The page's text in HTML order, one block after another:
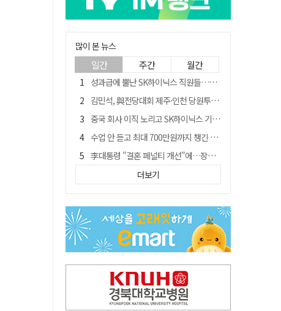
많이 본 뉴스
일간 주간 월간
성과급에 뿔난 SK하이닉스 직원들…3500명 모여 '새 노조' 만든다
김민석, 與전당대회 제주·인천 당원투표서 승리…누적 득표는 '초박빙'
중국 회사 이직 노리고 SK하이닉스 기밀 빼돌려…결국 실형
수업 안 듣고 최대 700만원까지 챙긴 포항 A대학 '유령 선수' 등 무더기 송치
李대통령 "결혼 페널티 개선"에…장동혁 "그 페널티 만든 게 이 정권"
경북 칠곡시니어클럽 커피앤솝 사업단…자개소품 만들기 문화체험 운영
신축 줄고 리모델링 뜨자…건설업계, 로봇·모듈러로 방향 튼다
"아버지 외출한 사이"…흉기로 40대母 살해한 고교 자퇴생, 구속 기로에
황희가 띄운 '버스 하우스'…민주당 "실현 거의 불가능, 해프닝으로 봐달라"
더보기